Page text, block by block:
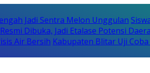
Jadi Sentra Melon Unggulan
Dibuka, Jadi Etalase Potensi
Air Bersih Kabupaten Blitar Uji